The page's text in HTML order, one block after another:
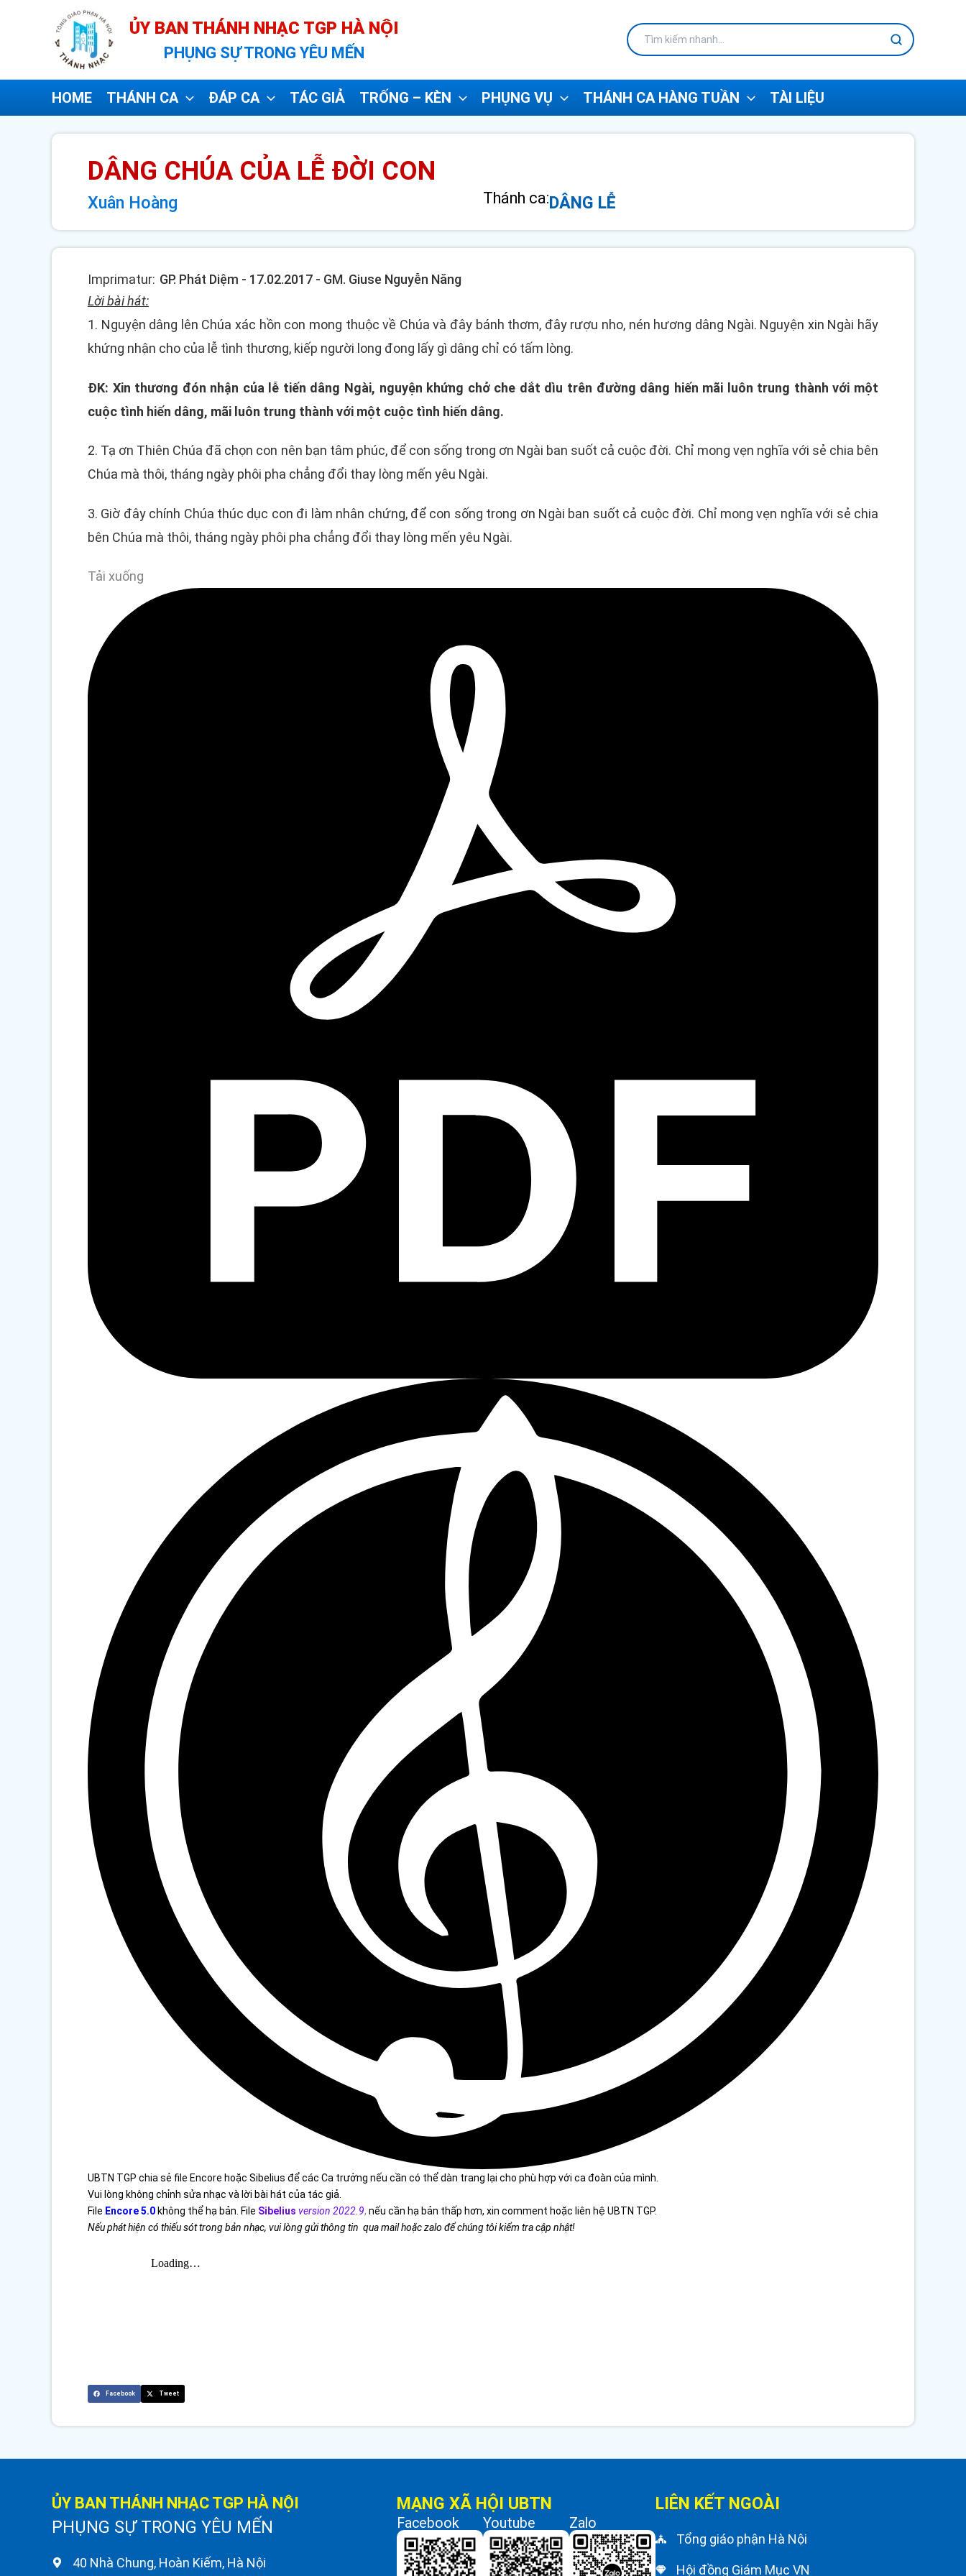
dung
ỦY BAN THÁNH NHẠC TGP HÀ NỘI
PHỤNG SỰ TRONG YÊU MẾN
HOME THÁNH CA ĐÁP CA TÁC GIẢ TRỐNG – KÈN PHỤNG VỤ THÁNH CA HÀNG TUẦN TÀI LIỆU
DÂNG CHÚA CỦA LỄ ĐỜI CON
Xuân Hoàng Thánh ca:DÂNG LỄ
Imprimatur: GP. Phát Diệm - 17.02.2017 - GM. Giuse Nguyễn Năng
Lời bài hát:
1. Nguyện dâng lên Chúa xác hồn con mong thuộc về Chúa và đây bánh thơm, đây rượu nho, nén hương dâng Ngài. Nguyện xin Ngài hãy
khứng nhận cho của lễ tình thương, kiếp người long đong lấy gì dâng chỉ có tấm lòng.
ĐK: Xin thương đón nhận của lễ tiến dâng Ngài, nguyện khứng chở che dắt dìu trên đường dâng hiến mãi luôn trung thành với một
cuộc tình hiến dâng, mãi luôn trung thành với một cuộc tình hiến dâng.
2. Tạ ơn Thiên Chúa đã chọn con nên bạn tâm phúc, để con sống trong ơn Ngài ban suốt cả cuộc đời. Chỉ mong vẹn nghĩa với sẻ chia bên
Chúa mà thôi, tháng ngày phôi pha chẳng đổi thay lòng mến yêu Ngài.
3. Giờ đây chính Chúa thúc dục con đi làm nhân chứng, để con sống trong ơn Ngài ban suốt cả cuộc đời. Chỉ mong vẹn nghĩa với sẻ chia
bên Chúa mà thôi, tháng ngày phôi pha chẳng đổi thay lòng mến yêu Ngài.
Tải xuống
UBTN TGP chia sẻ file Encore hoặc Sibelius để các Ca trưởng nếu cần có thể dàn trang lại cho phù hợp với ca đoàn của mình.
Vui lòng không chỉnh sửa nhạc và lời bài hát của tác giả.
File Encore 5.0 không thể hạ bản. File Sibelius version 2022.9, nếu cần hạ bản thấp hơn, xin comment hoặc liên hệ UBTN TGP.
Nếu phát hiện có thiếu sót trong bản nhạc, vui lòng gửi thông tin qua mail hoặc zalo để chúng tôi kiểm tra cập nhật!
Facebook Tweet
ỦY BAN THÁNH NHẠC TGP HÀ NỘI
PHỤNG SỰ TRONG YÊU MẾN
40 Nhà Chung, Hoàn Kiếm, Hà Nội
MẠNG XÃ HỘI UBTN
Facebook Youtube Zalo
LIÊN KẾT NGOÀI
Tổng giáo phận Hà Nội
Hội đồng Giám Mục VN